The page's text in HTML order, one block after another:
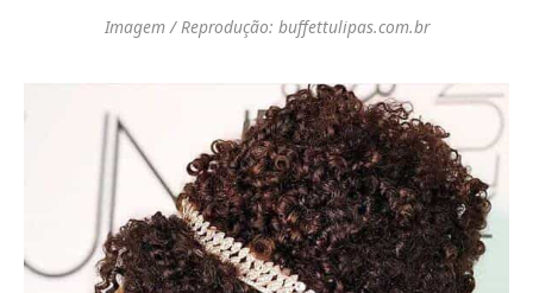
Imagem / Reprodução: buffettulipas.com.br